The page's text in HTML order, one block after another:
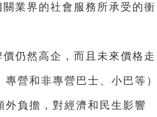
業界的社會服務所承受的衝
仍然高企，而且未來價格走
營和非專營巴士、小巴等）
外負擔，對經濟和民生影響